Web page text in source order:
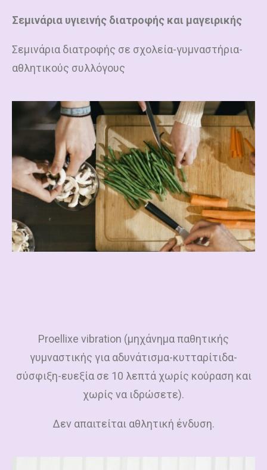
Σεμινάρια υγιεινής διατροφής και μαγειρικής
Σεμινάρια διατροφής σε σχολεία-γυμναστήρια-
αθλητικούς συλλόγους
Proellixe vibration (μηχάνημα παθητικής
γυμναστικής για αδυνάτισμα-κυτταρίτιδα-
σύσφιξη-ευεξία σε 10 λεπτά χωρίς κούραση και
χωρίς να ιδρώσετε).
Δεν απαιτείται αθλητική ένδυση.